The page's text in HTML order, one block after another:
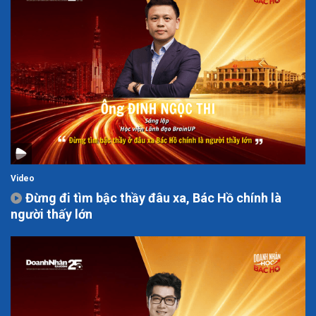
Video
Đừng đi tìm bậc thầy đâu xa, Bác Hồ chính là
người thấy lớn